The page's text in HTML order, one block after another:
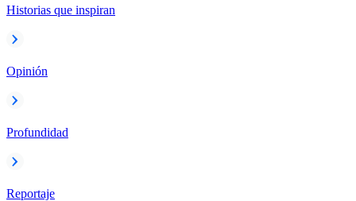
Historias que inspiran
Opinión
Profundidad
Reportaje